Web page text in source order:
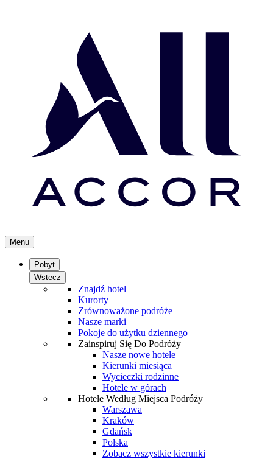
Menu
Pobyt
Wstecz
Znajdź hotel
Kurorty
Zrównoważone podróże
Nasze marki
Pokoje do użytku dziennego
Zainspiruj Się Do Podróży
Nasze nowe hotele
Kierunki miesiąca
Wycieczki rodzinne
Hotele w górach
Hotele Według Miejsca Podróży
Warszawa
Kraków
Gdańsk
Polska
Zobacz wszystkie kierunki